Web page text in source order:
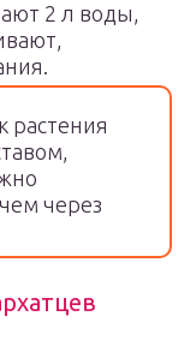
2 л воды,
растения
через